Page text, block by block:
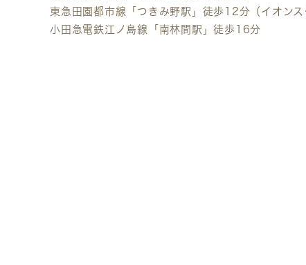
東急田園都市線 「つきみ野駅」徒歩12分（イオンス
小田急電鉄江ノ島線
「南林間駅」徒歩16分